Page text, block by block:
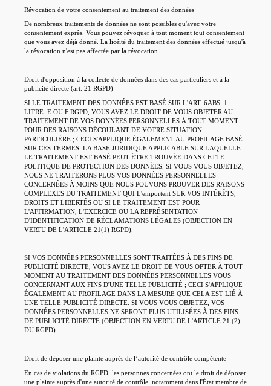
Révocation de votre consentement au traitement des données
De nombreux traitements de données ne sont possibles qu'avec votre
consentement exprès. Vous pouvez révoquer à tout moment tout consentement
que vous avez déjà donné. La licéité du traitement des données effectué jusqu'à
la révocation n'est pas affectée par la révocation.
Droit d'opposition à la collecte de données dans des cas particuliers et à la
publicité directe (art. 21 RGPD)
SI LE TRAITEMENT DES DONNÉES EST BASÉ SUR L'ART. 6ABS. 1
LITRE. E OU F RGPD, VOUS AVEZ LE DROIT DE VOUS OBJETER AU
TRAITEMENT DE VOS DONNÉES PERSONNELLES À TOUT MOMENT
POUR DES RAISONS DÉCOULANT DE VOTRE SITUATION
PARTICULIÈRE ; CECI S'APPLIQUE ÉGALEMENT AU PROFILAGE BASÉ
SUR CES TERMES. LA BASE JURIDIQUE APPLICABLE SUR LAQUELLE
LE TRAITEMENT EST BASÉ PEUT ÊTRE TROUVÉE DANS CETTE
POLITIQUE DE PROTECTION DES DONNÉES. SI VOUS VOUS OBJETEZ,
NOUS NE TRAITERONS PLUS VOS DONNÉES PERSONNELLES
CONCERNÉES À MOINS QUE NOUS POUVONS PROUVER DES RAISONS
COMPLEXES DU TRAITEMENT QUI L'emportent SUR VOS INTÉRÊTS,
DROITS ET LIBERTÉS OU SI LE TRAITEMENT EST POUR
L'AFFIRMATION, L'EXERCICE OU LA REPRÉSENTATION
D'IDENTIFICATION DE RÉCLAMATIONS LÉGALES (OBJECTION EN
VERTU DE L'ARTICLE 21(1) RGPD).
SI VOS DONNÉES PERSONNELLES SONT TRAITÉES À DES FINS DE
PUBLICITÉ DIRECTE, VOUS AVEZ LE DROIT DE VOUS OPTER À TOUT
MOMENT AU TRAITEMENT DES DONNÉES PERSONNELLES VOUS
CONCERNANT AUX FINS D'UNE TELLE PUBLICITÉ ; CECI S'APPLIQUE
ÉGALEMENT AU PROFILAGE DANS LA MESURE QUE CELA EST LIÉ À
UNE TELLE PUBLICITÉ DIRECTE. SI VOUS VOUS OBJETEZ, VOS
DONNÉES PERSONNELLES NE SERONT PLUS UTILISÉES À DES FINS
DE PUBLICITÉ DIRECTE (OBJECTION EN VERTU DE L'ARTICLE 21 (2)
DU RGPD).
Droit de déposer une plainte auprès de l’autorité de contrôle compétente
En cas de violations du RGPD, les personnes concernées ont le droit de déposer
une plainte auprès d'une autorité de contrôle, notamment dans l'État membre de